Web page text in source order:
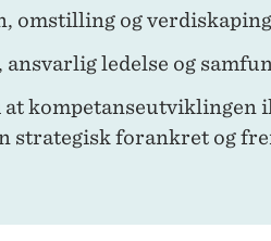
omstilling og verdiskaping
ledelse og
kompetanseutviklingen
strategisk forankret og